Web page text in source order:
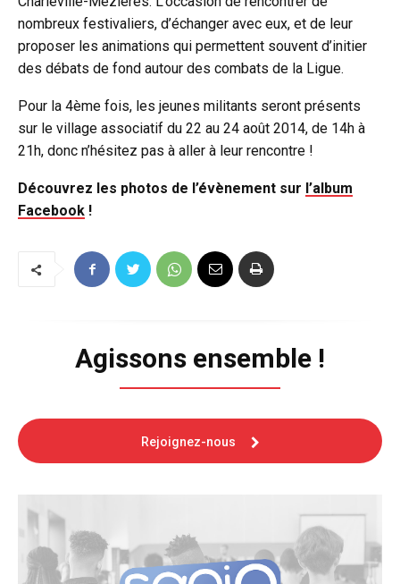
nombreux festivaliers, d’échanger avec eux, et de leur
proposer les animations qui permettent souvent d’initier
des débats de fond autour des combats de la Ligue.
Pour la 4ème fois, les jeunes militants seront présents
sur le village associatif du 22 au 24 août 2014, de 14h à
21h, donc n’hésitez pas à aller à leur rencontre !
Découvrez les photos de l’évènement sur l’album
Facebook !
Agissons ensemble !
Rejoignez-nous